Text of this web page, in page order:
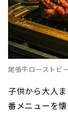
尾張牛ローストビ
子供から大人
番メニューを